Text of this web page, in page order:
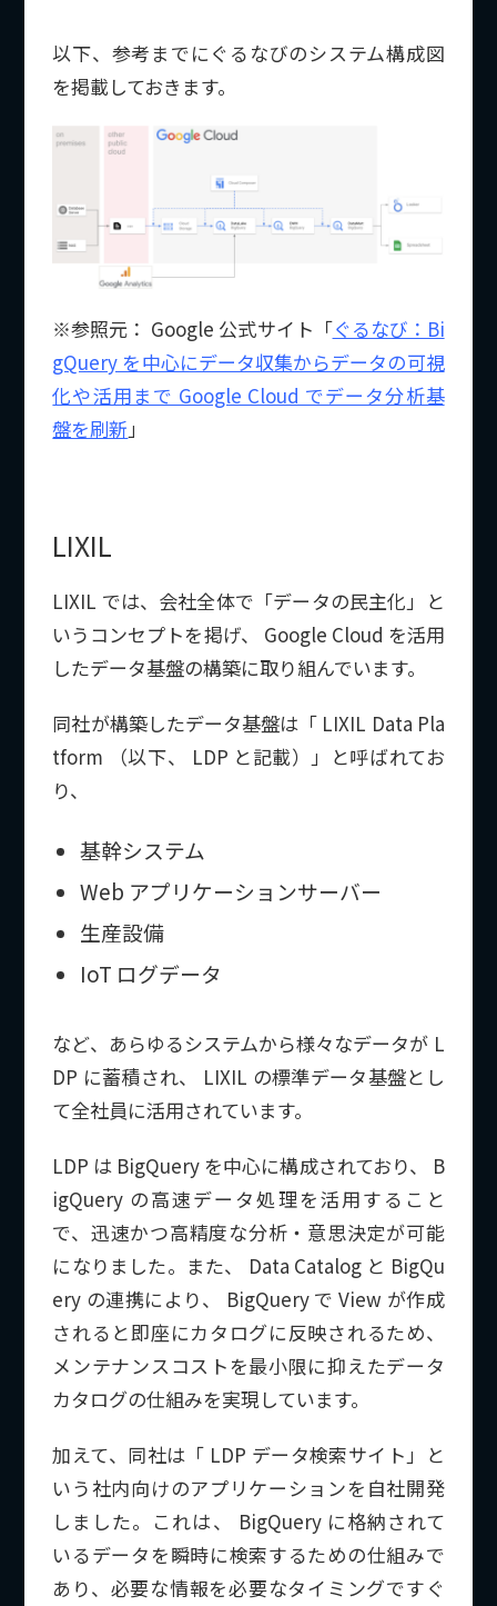
以下、参考までにぐるなびのシステム構成図
を掲載しておきます。
※参照元： Google 公式サイト「ぐるなび：Bi
gQuery を中心にデータ収集からデータの可視
化や活用まで Google Cloud でデータ分析基
盤を刷新 」
LIXIL
LIXIL では、会社全体で「データの民主化」と
いうコンセプトを掲げ、 Google Cloud を活用
したデータ基盤の構築に取り組んでいます。
同社が構築したデータ基盤は「 LIXIL Data Pla
tform （以下、 LDP と記載）」と呼ばれてお
り、
基幹システム
Web アプリケーションサーバー
生産設備
IoT ログデータ
など、あらゆるシステムから様々なデータが L
DP に蓄積され、 LIXIL の標準データ基盤とし
て全社員に活用されています。
LDP は BigQuery を中心に構成されており、 B
igQuery の高速データ処理を活用すること
で、迅速かつ高精度な分析・意思決定が可能
になりました。また、 Data Catalog と BigQu
ery の連携により、 BigQuery で View が作成
されると即座にカタログに反映されるため、
メンテナンスコストを最小限に抑えたデータ
カタログの仕組みを実現しています。
加えて、同社は「 LDP データ検索サイト」と
いう社内向けのアプリケーションを自社開発
しました。これは、 BigQuery に格納されて
いるデータを瞬時に検索するための仕組みで
あり、必要な情報を必要なタイミングですぐ